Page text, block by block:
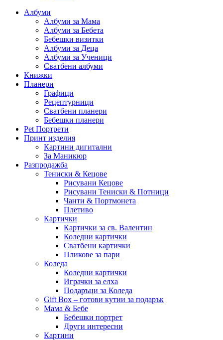
Албуми
Албуми за Мама
Албуми за Бебета
Бебешки визитки
Албуми за Деца
Албуми за Ученици
Сватбени албуми
Книжки
Планери
Графици
Рецептурници
Сватбени планери
Бебешки планери
Pet Портрети
Принт изделия
Картини дигитални
За Маникюр
Разпродажба
Тениски & Кецове
Рисувани Кецове
Рисувани Тениски & Потници
Чанти & Портмонета
Плетиво
Картички
Картички за св. Валентин
Коледни картички
Сватбени картички
Пликове за пари
Коледа
Коледни картички
Играчки за елха
Подаръци за Коледа
Gift Box – готови кутии за подарък
Мама & Бебе
Бебешки портрет
Други интересни
Картини